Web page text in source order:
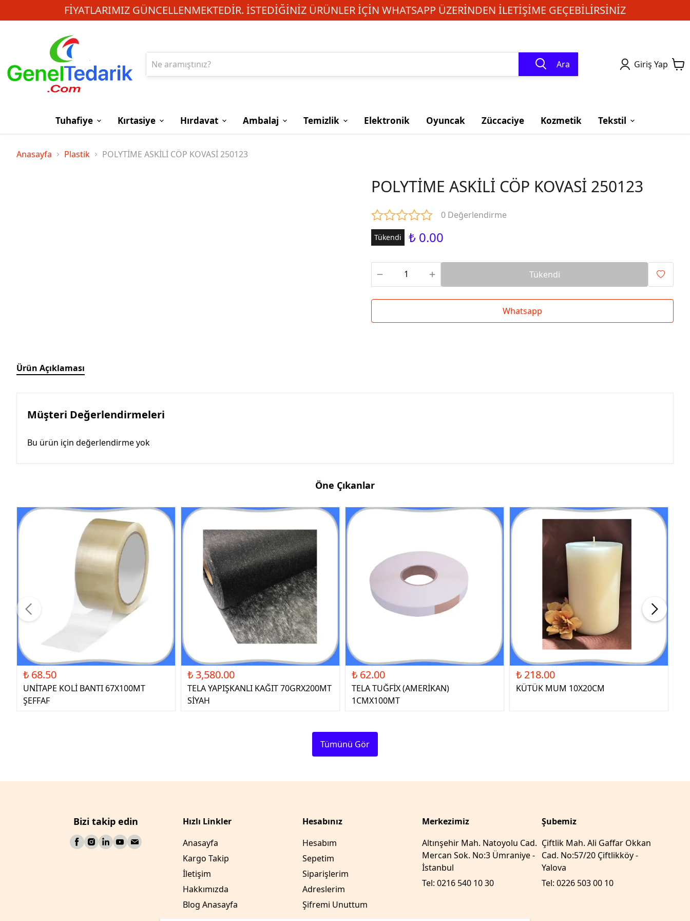
FIYATLARIMIZ GÜNCELLENMEKTEDIR. İSTEDIĞINIZ ÜRÜNLER IÇIN WHATSAPP ÜZERINDEN ILETIŞIME GEÇEBILIRSINIZ
Ara Giriş Yap
Tuhafiye Kırtasiye Hırdavat Ambalaj Temizlik Elektronik Oyuncak Züccaciye Kozmetik Tekstil
Anasayfa Plastik POLYTİME ASKİLİ CÖP KOVASİ 250123
POLYTİME ASKİLİ CÖP KOVASİ 250123
0 Değerlendirme
Tükendi ₺ 0.00
Tükendi
Whatsapp
Ürün Açıklaması
Müşteri Değerlendirmeleri
Bu ürün için değerlendirme yok
Öne Çıkanlar
₺ 68.50
UNİTAPE KOLİ BANTI 67X100MT
ŞEFFAF
₺ 3,580.00
TELA YAPIŞKANLI KAĞIT 70GRX200MT
SİYAH
₺ 62.00
TELA TUĞFİX (AMERİKAN)
1CMX100MT
₺ 218.00
KÜTÜK MUM 10X20CM
Tümünü Gör
Bizi takip edin
Hızlı Linkler
Anasayfa
Kargo Takip
İletişim
Hakkımızda
Blog Anasayfa
Hesabınız
Hesabım
Sepetim
Siparişlerim
Adreslerim
Şifremi Unuttum
Merkezimiz
Altınşehir Mah. Natoyolu Cad.
Mercan Sok. No:3 Ümraniye -
İstanbul
Tel: 0216 540 10 30
Şubemiz
Çiftlik Mah. Ali Gaffar Okkan
Cad. No:57/20 Çiftlikköy -
Yalova
Tel: 0226 503 00 10